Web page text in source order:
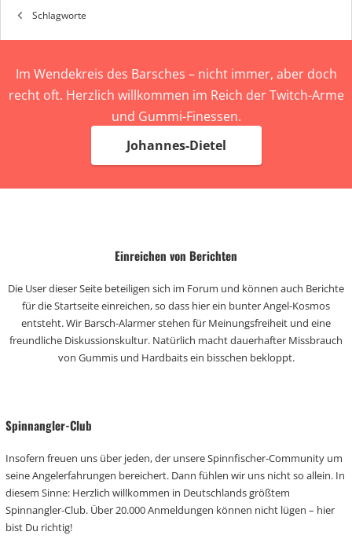
Schlagworte
Im Wendekreis des Barsches – nicht immer, aber doch
recht oft. Herzlich willkommen im Reich der Twitch-Arme
und Gummi-Finessen.
Johannes-Dietel
Einreichen von Berichten
Die User dieser Seite beteiligen sich im Forum und können auch Berichte
für die Startseite einreichen, so dass hier ein bunter Angel-Kosmos
entsteht. Wir Barsch-Alarmer stehen für Meinungsfreiheit und eine
freundliche Diskussionskultur. Natürlich macht dauerhafter Missbrauch
von Gummis und Hardbaits ein bisschen bekloppt.
Spinnangler-Club
Insofern freuen uns über jeden, der unsere Spinnfischer-Community um
seine Angelerfahrungen bereichert. Dann fühlen wir uns nicht so allein. In
diesem Sinne: Herzlich willkommen in Deutschlands größtem
Spinnangler-Club. Über 20.000 Anmeldungen können nicht lügen – hier
bist Du richtig!